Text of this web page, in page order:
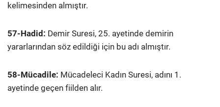
kelimesinden almıştır.
57-Hadid: Demir Suresi, 25. ayetinde demirin
yararlarından söz edildiği için bu adı almıştır.
58-Mücadile: Mücadeleci Kadın Suresi, adını 1.
ayetinde geçen fiilden alır.